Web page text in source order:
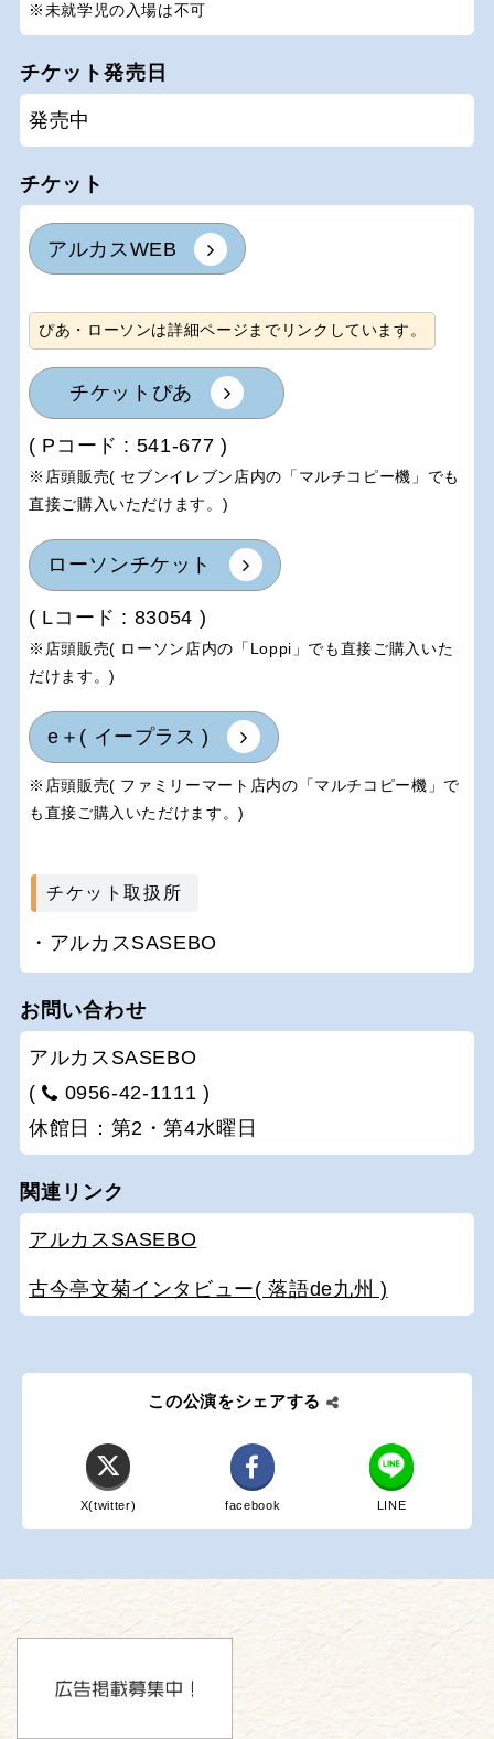
※未就学児の入場は不可
チケット発売日
発売中
チケット
アルカスWEB
ぴあ・ローソンは詳細ページまでリンクしています。
チケットぴあ
( Pコード : 541-677 )
※店頭販売( セブンイレブン店内の「マルチコピー機」でも
直接ご購入いただけます。)
ローソンチケット
( Lコード : 83054 )
※店頭販売( ローソン店内の「Loppi」でも直接ご購入いた
だけます。)
e＋( イープラス )
※店頭販売( ファミリーマート店内の「マルチコピー機」で
も直接ご購入いただけます。)
チケット取扱所
アルカスSASEBO
お問い合わせ
アルカスSASEBO
(
0956-42-1111 )
休館日：第2・第4水曜日
関連リンク
アルカスSASEBO
古今亭文菊インタビュー( 落語de九州 )
この公演をシェアする
X(twitter) facebook LINE